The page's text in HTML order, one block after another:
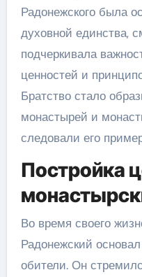
Радонежского была
духовной единства,
подчеркивала
ценностей и
Братство стало
монастырей и
следовали его
Постройка
Во время своего
Радонежский
обители. Он